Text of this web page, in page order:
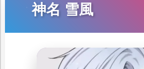
神名 雪風